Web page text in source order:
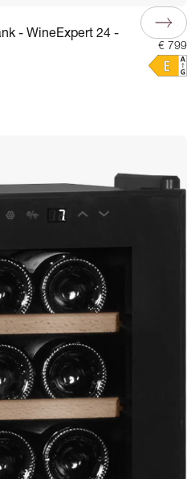
- WineExpert 24 -
€ 799